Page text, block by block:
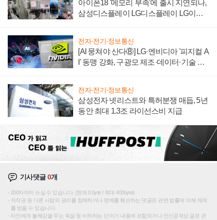
아이폰18 '메모리 부족'에 출시 지연되나,
삼성디스플레이 LG디스플레이 LG이노
전자·전기·정보통신
[AI 뭉쳐야 산다⑧] LG·엔비디아 '피지컬 A
I' 동맹 강화, 구광모 제조·데이터·기술 결
전자·전기·정보통신
삼성전자 넷리스트와 특허분쟁 매듭, 5년
동안 최대 1.3조 라이선스비 지급
기사댓글0개
200자까지 쓰실 수 있습니다. (현재 0 byte / 최대 400byte)
저작권 등 다른 사람의 권리를 침해하거나 명예를 훼손하는 댓글은 관련 법률에 의해 제재
를 받을 수 있습니다.
타인에게 불쾌감을 주는 욕설 등 비하하는 단어가 내용에 포함되거나 인신공격성 글은 관